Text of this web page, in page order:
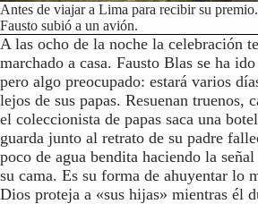
Antes de viajar a Lima para recibir su
Fausto subió a un avión.
A las ocho de la noche la celebración
marchado a casa. Fausto Blas se ha
pero algo preocupado: estará varios
lejos de sus papas. Resuenan truenos,
el coleccionista de papas saca una
guarda junto al retrato de su padre
poco de agua bendita haciendo la
su cama. Es su forma de ahuyentar lo
Dios proteja a «sus hijas» mientras él